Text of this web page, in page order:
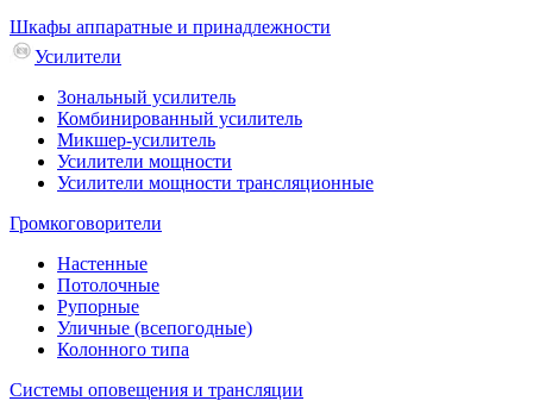
Шкафы аппаратные и принадлежности
Усилители
Зональный усилитель
Комбинированный усилитель
Микшер-усилитель
Усилители мощности
Усилители мощности трансляционные
Громкоговорители
Настенные
Потолочные
Рупорные
Уличные (всепогодные)
Колонного типа
Системы оповещения и трансляции